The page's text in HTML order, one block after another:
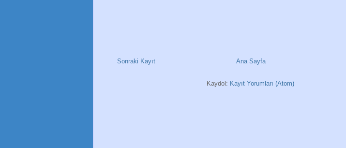
Sonraki Kayıt Ana Sayfa
Kaydol: Kayıt Yorumları (Atom)